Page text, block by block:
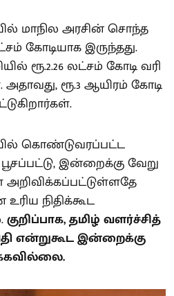
மாநில அரசின் சொந்த
கோடியாக இருந்தது.
ரூ.2.26 லட்சம் கோடி வரி
ரூ.3 ஆயிரம் கோடி
கொண்டுவரப்பட்ட
இன்றைக்கு வேறு
நிதிக்கூட
குறிப்பாக, தமிழ் வளர்ச்சித்
என்றுகூட இன்றைக்கு